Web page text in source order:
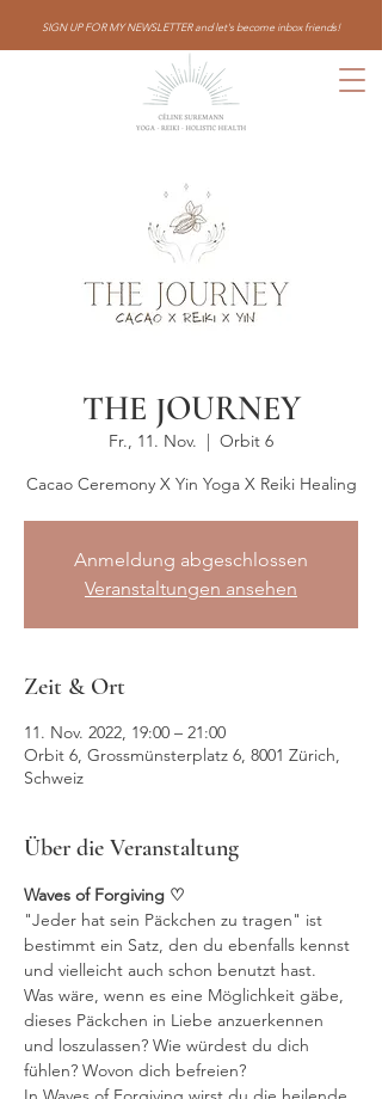
SIGN UP FOR MY NEWSLETTER and let's become inbox friends!
THE JOURNEY
Fr., 11. Nov.
  |
Orbit 6
Cacao Ceremony X Yin Yoga X Reiki Healing
Anmeldung abgeschlossen
Veranstaltungen ansehen
Zeit & Ort
11. Nov. 2022, 19:00 – 21:00
Orbit 6, Grossmünsterplatz 6, 8001 Zürich,
Schweiz
Über die Veranstaltung
Waves of Forgiving ♡
"Jeder hat sein Päckchen zu tragen" ist
bestimmt ein Satz, den du ebenfalls kennst
und vielleicht auch schon benutzt hast.
Was wäre, wenn es eine Möglichkeit gäbe,
dieses Päckchen in Liebe anzuerkennen
und loszulassen? Wie würdest du dich
fühlen? Wovon dich befreien?